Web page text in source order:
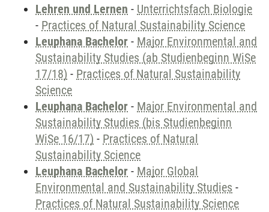
Lehren und Lernen - Unterrichtsfach Biologie
- Practices of Natural Sustainability Science
Leuphana Bachelor - Major Environmental and
Sustainability Studies (ab Studienbeginn WiSe
17/18) - Practices of Natural Sustainability
Science
Leuphana Bachelor - Major Environmental and
Sustainability Studies (bis Studienbeginn
WiSe 16/17) - Practices of Natural
Sustainability Science
Leuphana Bachelor - Major Global
Environmental and Sustainability Studies -
Practices of Natural Sustainability Science